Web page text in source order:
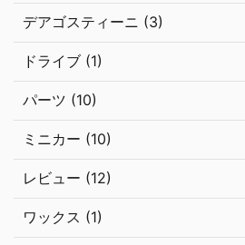
デアゴスティーニ (3)
ドライブ (1)
パーツ (10)
ミニカー (10)
レビュー (12)
ワックス (1)